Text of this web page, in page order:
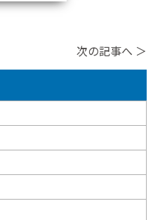
次の記事へ ＞